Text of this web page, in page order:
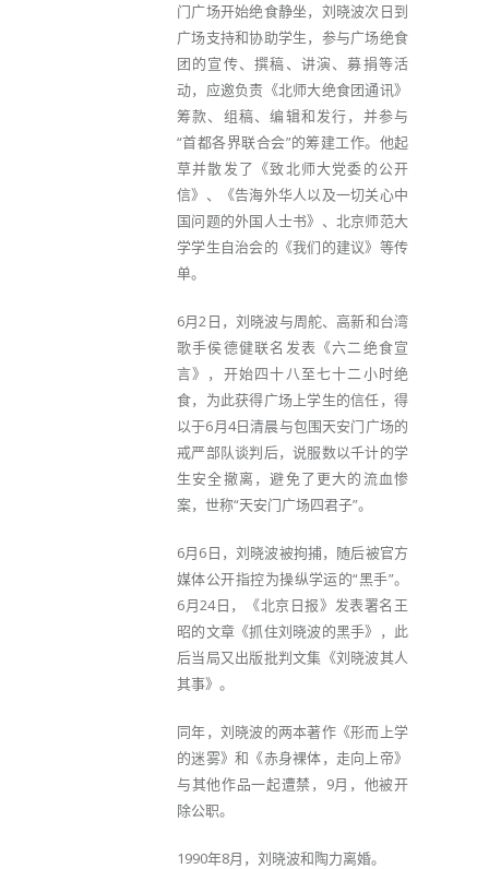
门广场开始绝食静坐，刘晓波次日到
广场支持和协助学生，参与广场绝食
团的宣传、撰稿、讲演、募捐等活
动，应邀负责《北师大绝食团通讯》
筹款、组稿、编辑和发行，并参与
“首都各界联合会”的筹建工作。他起
草并散发了《致北师大党委的公开
信》、《告海外华人以及一切关心中
国问题的外国人士书》、北京师范大
学学生自治会的《我们的建议》等传
单。
6月2日，刘晓波与周舵、高新和台湾
歌手侯德健联名发表《六二绝食宣
言》，开始四十八至七十二小时绝
食，为此获得广场上学生的信任，得
以于6月4日清晨与包围天安门广场的
戒严部队谈判后，说服数以千计的学
生安全撤离，避免了更大的流血惨
案，世称“天安门广场四君子”。
6月6日，刘晓波被拘捕，随后被官方
媒体公开指控为操纵学运的“黑手”。
6月24日，《北京日报》发表署名王
昭的文章《抓住刘晓波的黑手》，此
后当局又出版批判文集《刘晓波其人
其事》。
同年，刘晓波的两本著作《形而上学
的迷雾》和《赤身裸体，走向上帝》
与其他作品一起遭禁，9月，他被开
除公职。
1990年8月，刘晓波和陶力离婚。